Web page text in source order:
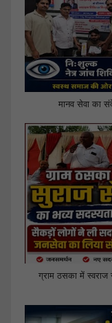
मानव सेवा का
ग्राम ठसका में